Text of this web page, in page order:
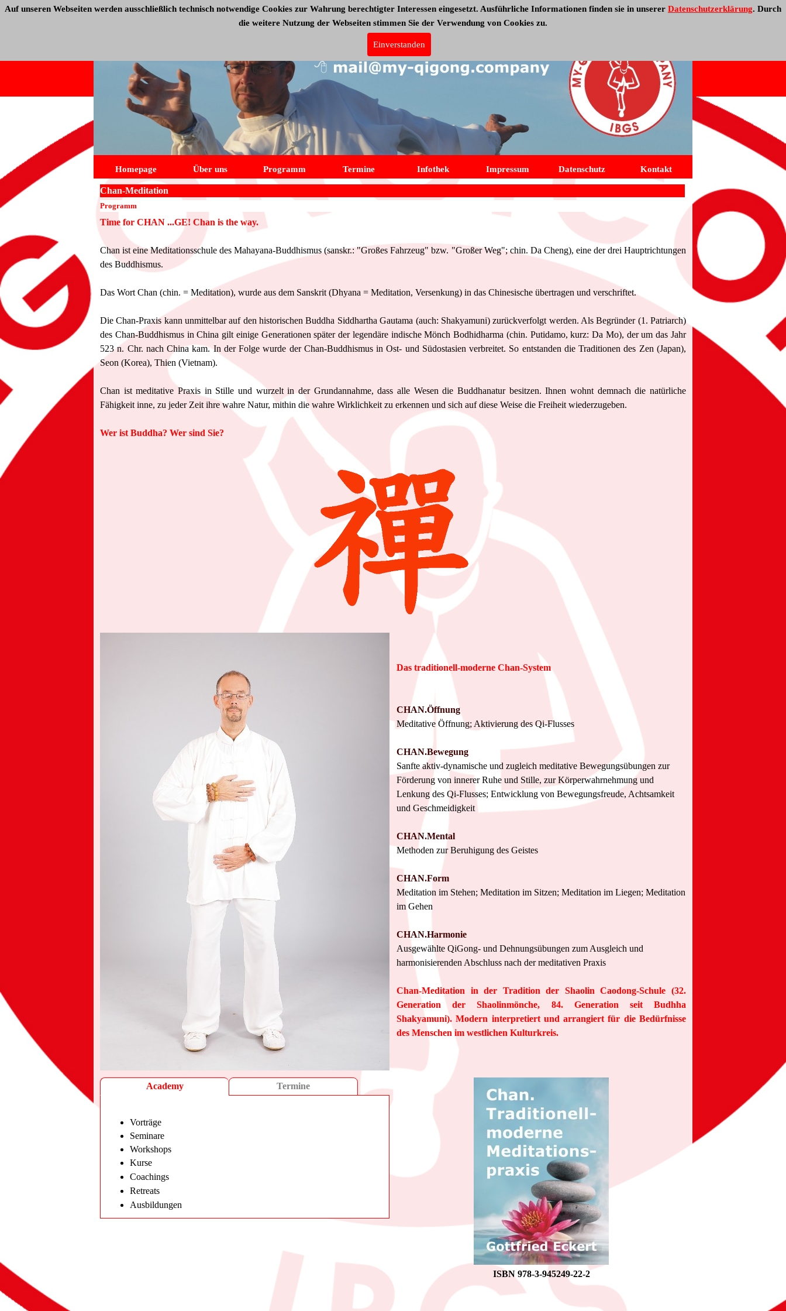
Auf unseren Webseiten werden ausschließlich technisch notwendige Cookies zur Wahrung berechtigter Interessen eingesetzt. Ausführliche Informationen finden sie in unserer Datenschutzerklärung. Durch
die weitere Nutzung der Webseiten stimmen Sie der Verwendung von Cookies zu.
Einverstanden
Homepage Über uns Programm Termine Infothek Impressum Datenschutz Kontakt
Chan-Meditation
Programm
Time for CHAN ...GE! Chan is the way.
Chan ist eine Meditationsschule des Mahayana-Buddhismus (sanskr.: "Großes Fahrzeug" bzw. "Großer Weg"; chin. Da Cheng), eine der drei Hauptrichtungen
des Buddhismus.
Das Wort Chan (chin. = Meditation), wurde aus dem Sanskrit (Dhyana = Meditation, Versenkung) in das Chinesische übertragen und verschriftet.
Die Chan-Praxis kann unmittelbar auf den historischen Buddha Siddhartha Gautama (auch: Shakyamuni) zurückverfolgt werden. Als Begründer (1. Patriarch)
des Chan-Buddhismus in China gilt einige Generationen später der legendäre indische Mönch Bodhidharma (chin. Putidamo, kurz: Da Mo), der um das Jahr
523 n. Chr. nach China kam. In der Folge wurde der Chan-Buddhismus in Ost- und Südostasien verbreitet. So entstanden die Traditionen des Zen (Japan),
Seon (Korea), Thien (Vietnam).
Chan ist meditative Praxis in Stille und wurzelt in der Grundannahme, dass alle Wesen die Buddhanatur besitzen. Ihnen wohnt demnach die natürliche
Fähigkeit inne, zu jeder Zeit ihre wahre Natur, mithin die wahre Wirklichkeit zu erkennen und sich auf diese Weise die Freiheit wiederzugeben.
Wer ist Buddha? Wer sind Sie?
Das traditionell-moderne Chan-System
CHAN.Öffnung
Meditative Öffnung; Aktivierung des Qi-Flusses
CHAN.Bewegung
Sanfte aktiv-dynamische und zugleich meditative Bewegungsübungen zur
Förderung von innerer Ruhe und Stille, zur Körperwahrnehmung und
Lenkung des Qi-Flusses; Entwicklung von Bewegungsfreude, Achtsamkeit
und Geschmeidigkeit
CHAN.Mental
Methoden zur Beruhigung des Geistes
CHAN.Form
Meditation im Stehen; Meditation im Sitzen; Meditation im Liegen; Meditation
im Gehen
CHAN.Harmonie
Ausgewählte QiGong- und Dehnungsübungen zum Ausgleich und
harmonisierenden Abschluss nach der meditativen Praxis
Chan-Meditation in der Tradition der Shaolin Caodong-Schule (32.
Generation der Shaolinmönche, 84. Generation seit Budhha
Shakyamuni).Modern interpretiert und arrangiertfür die Bedürfnisse
des Menschen im westlichen Kulturkreis.
Academy Termine
Vorträge
Seminare
Workshops
Kurse
Coachings
Retreats
Ausbildungen
Anfrage
ISBN 978-3-945249-22-2